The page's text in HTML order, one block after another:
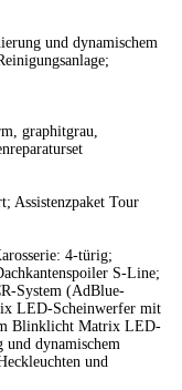
und dynamischem
graphitgrau,
Assistenzpaket Tour
4-türig;
S-Line;
System (AdBlue-
LED-Scheinwerfer mit
Blinklicht Matrix LED-
und dynamischem
und